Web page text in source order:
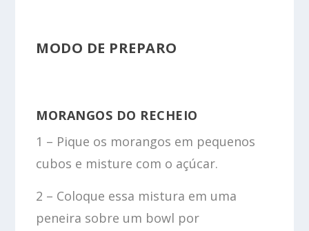
MODO DE PREPARO
MORANGOS DO RECHEIO
1 – Pique os morangos em pequenos
cubos e misture com o açúcar.
2 – Coloque essa mistura em uma
peneira sobre um bowl por